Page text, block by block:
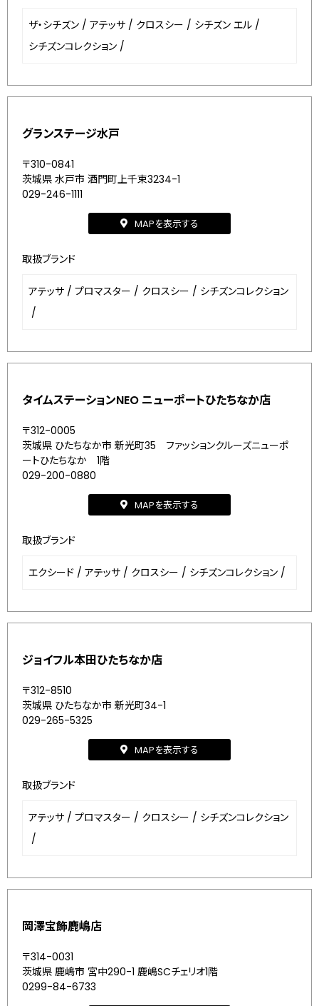
ザ・シチズン / アテッサ / クロスシー / シチズン エル /
シチズンコレクション /
グランステージ水戸
〒310-0841
茨城県 水戸市 酒門町上千束3234-1
029-246-1111
MAPを表示する
取扱ブランド
アテッサ / プロマスター / クロスシー / シチズンコレクション
/
タイムステーションNEO ニューポートひたちなか店
〒312-0005
茨城県 ひたちなか市 新光町35 ファッションクルーズニューポ
ートひたちなか 1階
029-200-0880
MAPを表示する
取扱ブランド
エクシード / アテッサ / クロスシー / シチズンコレクション /
ジョイフル本田ひたちなか店
〒312-8510
茨城県 ひたちなか市 新光町34-1
029-265-5325
MAPを表示する
取扱ブランド
アテッサ / プロマスター / クロスシー / シチズンコレクション
/
岡澤宝飾鹿嶋店
〒314-0031
茨城県 鹿嶋市 宮中290-1 鹿嶋SCチェリオ1階
0299-84-6733